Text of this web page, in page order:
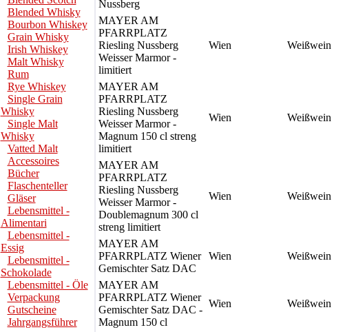
Blended Whisky
Bourbon Whiskey
Grain Whisky
Irish Whiskey
Malt Whisky
Rum
Rye Whiskey
Single Grain
Whisky
Single Malt
Whisky
Vatted Malt
Accessoires
Bücher
Flaschenteller
Gläser
Lebensmittel -
Alimentari
Lebensmittel -
Essig
Lebensmittel -
Schokolade
Lebensmittel - Öle
Verpackung
Gutscheine
Jahrgangsführer
Nussberg
MAYER AM
PFARRPLATZ
Riesling Nussberg
Weisser Marmor -
limitiert
Wien Weißwein
MAYER AM
PFARRPLATZ
Riesling Nussberg
Weisser Marmor -
Magnum 150 cl streng
limitiert
Wien Weißwein
MAYER AM
PFARRPLATZ
Riesling Nussberg
Weisser Marmor -
Doublemagnum 300 cl
streng limitiert
Wien Weißwein
MAYER AM
PFARRPLATZ Wiener
Gemischter Satz DAC
Wien Weißwein
MAYER AM
PFARRPLATZ Wiener
Gemischter Satz DAC -
Magnum 150 cl
Wien Weißwein